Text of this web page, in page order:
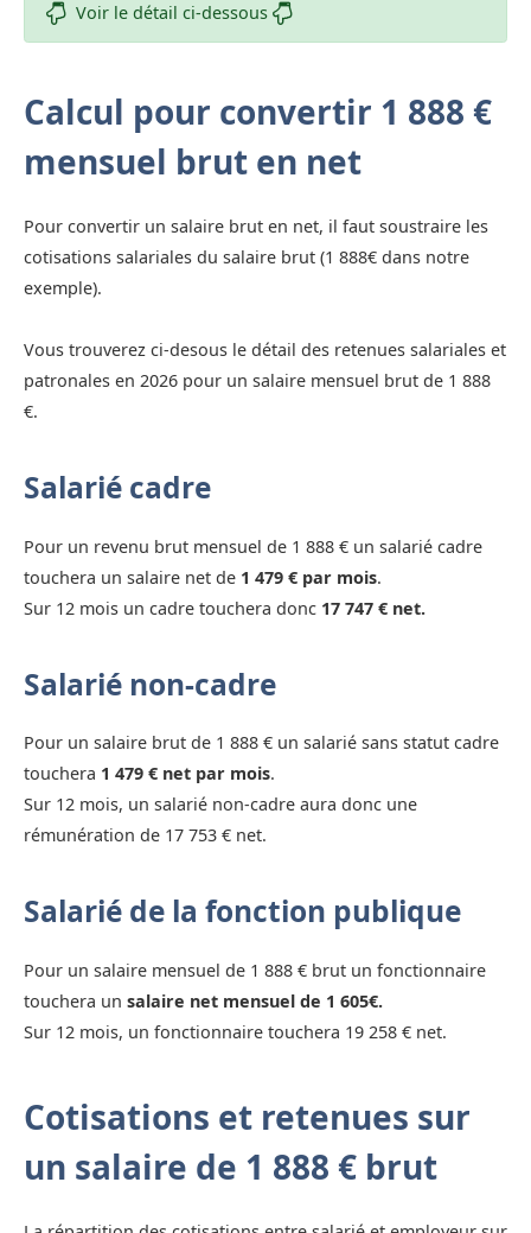
Voir le détail ci-dessous
Calcul pour convertir 1 888 €
mensuel brut en net
Pour convertir un salaire brut en net, il faut soustraire les
cotisations salariales du salaire brut (1 888€ dans notre
exemple).
Vous trouverez ci-desous le détail des retenues salariales et
patronales en 2026 pour un salaire mensuel brut de 1 888
€.
Salarié cadre
Pour un revenu brut mensuel de 1 888 € un salarié cadre
touchera un salaire net de 1 479 € par mois.
Sur 12 mois un cadre touchera donc 17 747 € net.
Salarié non-cadre
Pour un salaire brut de 1 888 € un salarié sans statut cadre
touchera 1 479 € net par mois.
Sur 12 mois, un salarié non-cadre aura donc une
rémunération de 17 753 € net.
Salarié de la fonction publique
Pour un salaire mensuel de 1 888 € brut un fonctionnaire
touchera un salaire net mensuel de 1 605€.
Sur 12 mois, un fonctionnaire touchera 19 258 € net.
Cotisations et retenues sur
un salaire de 1 888 € brut